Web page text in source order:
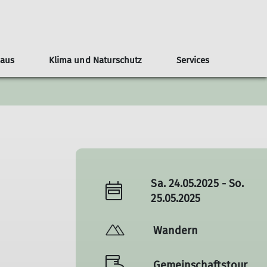
Tourenberichte Kontakt
Veranstaltungen Anfahrt
Reservierung Bilder
Klima und Naturschutz
Naturschutz
Services
Nützliche Links
Sa. 24.05.2025 - So.
25.05.2025
Wandern